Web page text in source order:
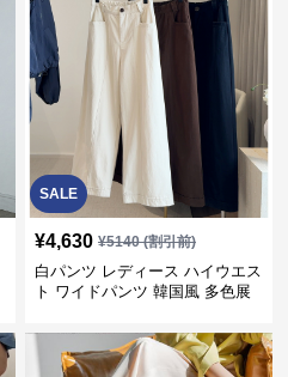
SALE
¥4,630 ¥5140(割引前)
白パンツ レディース ハイウエス
ト ワイドパンツ 韓国風 多色展